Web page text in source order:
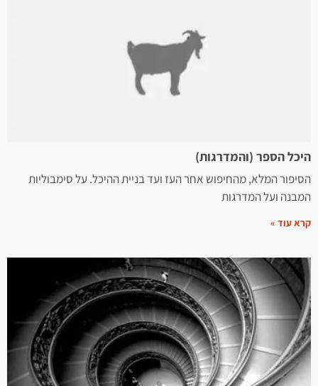
היכל הספר (והמדרגות)
הסיפור המלא, מהחיפוש אחר העז ועד בניית ההיכל. על סימבוליות
המבנה ועל המדרגות
קרא עוד »